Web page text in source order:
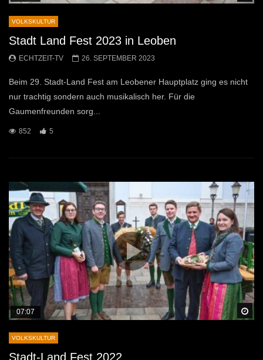
VOLKSKULTUR
Stadt Land Fest 2023 in Leoben
ECHTZEIT-TV 26. SEPTEMBER 2023
Beim 29. Stadt-Land Fest am Leobener Hauptplatz ging es nicht
nur trachtig sondern auch musikalisch her. Für die
Gaumenfreunden sorg...
852 5
07:07
VOLKSKULTUR
Stadt-Land Fest 2022